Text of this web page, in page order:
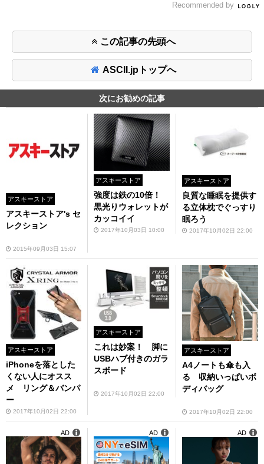
Recommended by
この記事の先頭へ
ASCII.jpトップへ
次にお勧めの記事
アスキーストア
アスキーストア's セ
レクション
2015年09月03日 15:07
アスキーストア
強度は鉄の10倍！
黒光りウォレットが
カッコイイ
2017年10月03日 10:00
アスキーストア
良質な睡眠を提供す
る立体枕でぐっすり
眠ろう
2017年10月02日 22:00
アスキーストア
iPhoneを落とした
くない人にオスス
メ リング＆バンパ
ー
2017年10月02日 22:00
アスキーストア
これは妙案！ 脚に
USBハブ付きのガラ
スボード
2017年10月02日 22:00
アスキーストア
A4ノートも傘も入
る 収納いっぱいボ
ディバッグ
2017年10月02日 22:00
AD AD AD